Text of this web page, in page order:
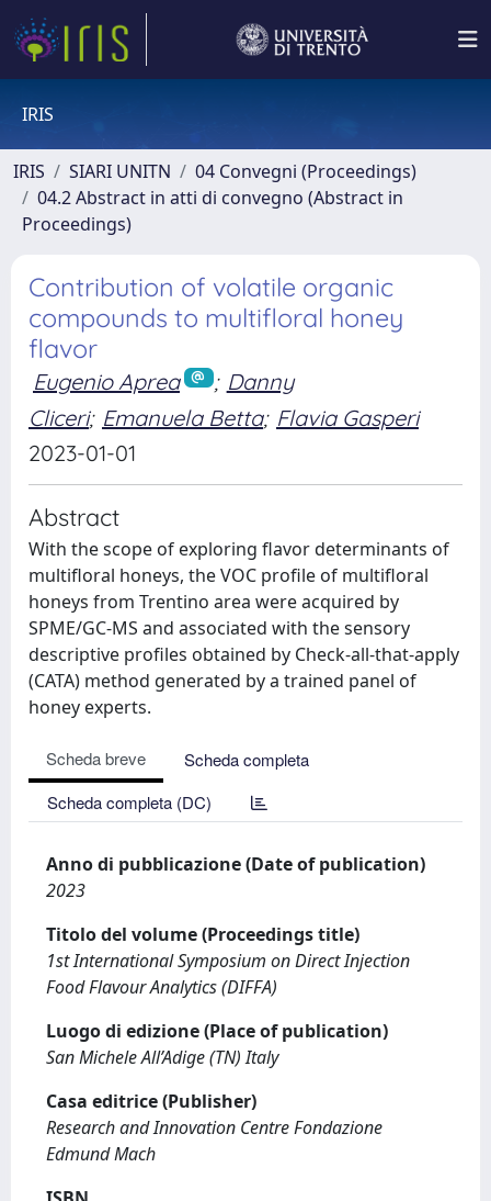
IRIS
IRIS SIARI UNITN
04 Convegni (Proceedings)
04.2 Abstract in atti di convegno (Abstract in
Proceedings)
Contribution of volatile organic
compounds to multifloral honey
flavor
Eugenio Aprea ; Danny
Cliceri; Emanuela Betta; Flavia Gasperi
2023-01-01
Abstract
With the scope of exploring flavor determinants of
multifloral honeys, the VOC profile of multifloral
honeys from Trentino area were acquired by
SPME/GC-MS and associated with the sensory
descriptive profiles obtained by Check-all-that-apply
(CATA) method generated by a trained panel of
honey experts.
Scheda breve
Scheda completa
Scheda completa (DC)
Anno di pubblicazione (Date of publication)
2023
Titolo del volume (Proceedings title)
1st International Symposium on Direct Injection
Food Flavour Analytics (DIFFA)
Luogo di edizione (Place of publication)
San Michele All’Adige (TN) Italy
Casa editrice (Publisher)
Research and Innovation Centre Fondazione
Edmund Mach